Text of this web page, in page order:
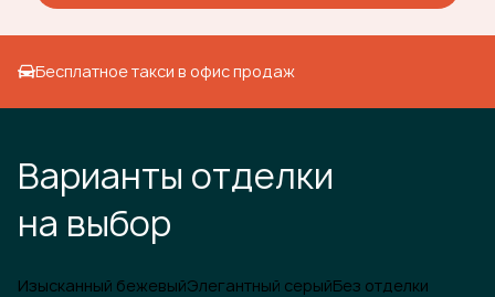
Бесплатное такси в офис продаж
Варианты отделки
на выбор
Изысканный бежевыйЭлегантный серыйБез отделки